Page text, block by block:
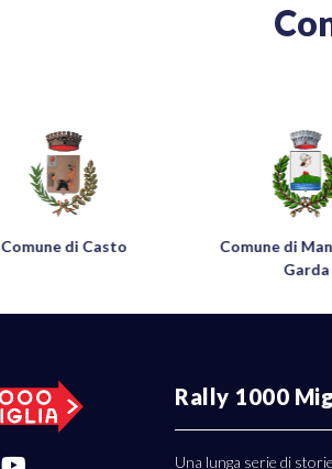
Comune di Casto
Comune di
Garda
Rally 1000
Una lunga serie di